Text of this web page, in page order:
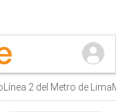
2 del Metro de Lima